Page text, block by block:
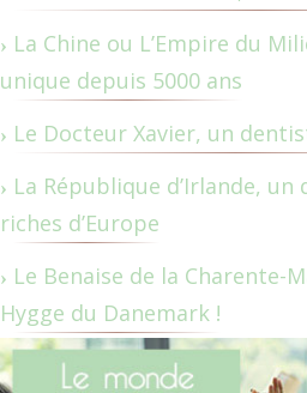
La Chine ou L’Empire du
unique depuis 5000 ans
Le Docteur Xavier, un
La République d’Irlande, un
riches d’Europe
Le Benaise de la Charente-
Hygge du Danemark !